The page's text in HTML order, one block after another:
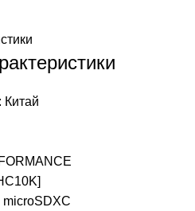
Китай
microSDXC